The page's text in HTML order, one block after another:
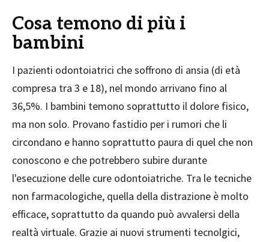
Cosa temono di più i
bambini
I pazienti odontoiatrici che soffrono di ansia (di età
compresa tra 3 e 18), nel mondo arrivano fino al
36,5%. I bambini temono soprattutto il dolore fisico,
ma non solo. Provano fastidio per i rumori che li
circondano e hanno soprattutto paura di quel che non
conoscono e che potrebbero subire durante
l'esecuzione delle cure odontoiatriche. Tra le tecniche
non farmacologiche, quella della distrazione è molto
efficace, soprattutto da quando può avvalersi della
realtà virtuale. Grazie ai nuovi strumenti tecnolgici,